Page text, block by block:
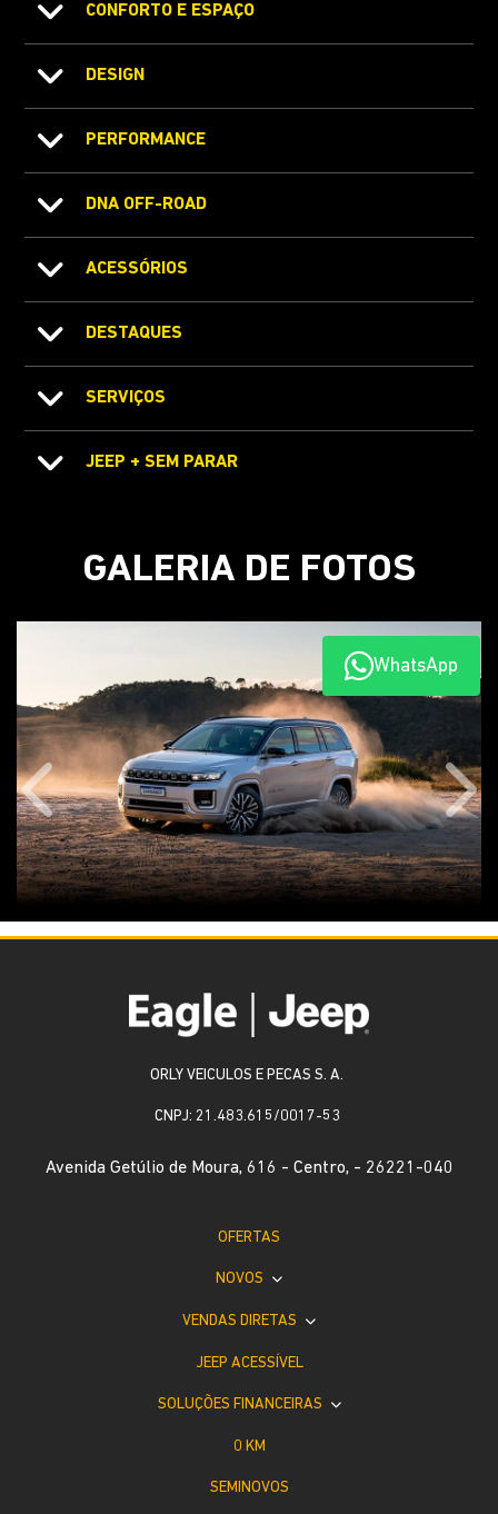
CONFORTO E ESPAÇO
DESIGN
PERFORMANCE
DNA OFF-ROAD
ACESSÓRIOS
DESTAQUES
SERVIÇOS
JEEP + SEM PARAR
GALERIA DE FOTOS
Anterior
WhatsApp
ORLY VEICULOS E PECAS S. A.
CNPJ: 21.483.615/0017-53
Avenida Getúlio de Moura, 616 - Centro, - 26221-040
OFERTAS
NOVOS
VENDAS DIRETAS
JEEP ACESSÍVEL
SOLUÇÕES FINANCEIRAS
0 KM
SEMINOVOS